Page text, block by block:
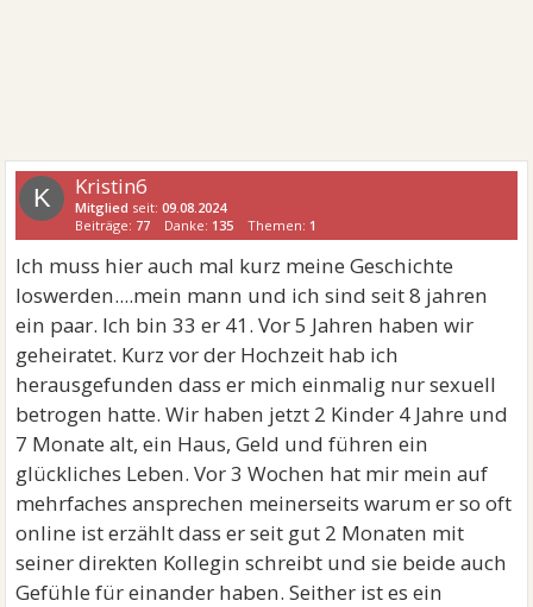
K Kristin6
Mitglied seit:09.08.2024
Beiträge: 77 Danke: 135 Themen: 1
Ich muss hier auch mal kurz meine Geschichte
loswerden....mein mann und ich sind seit 8 jahren
ein paar. Ich bin 33 er 41. Vor 5 Jahren haben wir
geheiratet. Kurz vor der Hochzeit hab ich
herausgefunden dass er mich einmalig nur sexuell
betrogen hatte. Wir haben jetzt 2 Kinder 4 Jahre und
7 Monate alt, ein Haus, Geld und führen ein
glückliches Leben. Vor 3 Wochen hat mir mein auf
mehrfaches ansprechen meinerseits warum er so oft
online ist erzählt dass er seit gut 2 Monaten mit
seiner direkten Kollegin schreibt und sie beide auch
Gefühle für einander haben. Seither ist es ein